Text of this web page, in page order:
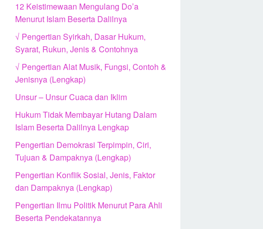
12 Keistimewaan Mengulang Do’a
Menurut Islam Beserta Dalilnya
√ Pengertian Syirkah, Dasar Hukum,
Syarat, Rukun, Jenis & Contohnya
√ Pengertian Alat Musik, Fungsi, Contoh &
Jenisnya (Lengkap)
Unsur – Unsur Cuaca dan Iklim
Hukum Tidak Membayar Hutang Dalam
Islam Beserta Dalilnya Lengkap
Pengertian Demokrasi Terpimpin, Ciri,
Tujuan & Dampaknya (Lengkap)
Pengertian Konflik Sosial, Jenis, Faktor
dan Dampaknya (Lengkap)
Pengertian Ilmu Politik Menurut Para Ahli
Beserta Pendekatannya